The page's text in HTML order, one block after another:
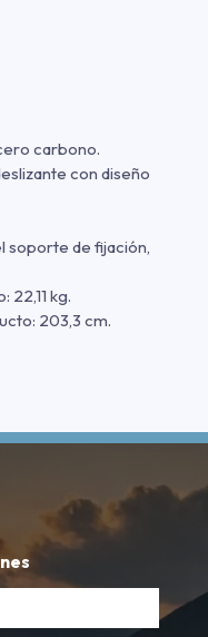
carbono.
con diseño
soporte de fijación,
kg.
203,3 cm.